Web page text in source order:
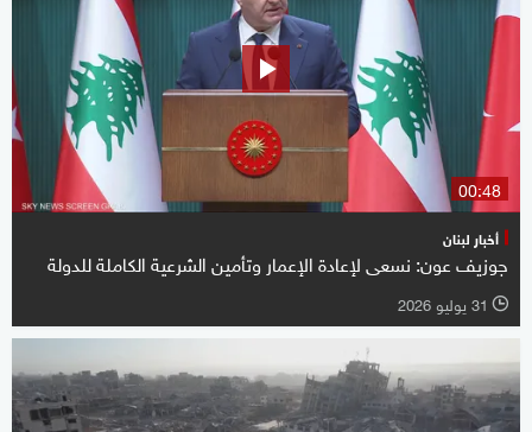
00:48
أخبار لبنان
جوزيف عون: نسعى لإعادة الإعمار وتأمين الشرعية الكاملة للدولة
l 31 يوليو 2026